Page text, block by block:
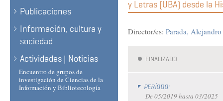
Publicaciones
Información, cultura y
sociedad
Actividades | Noticias
Encuentro de grupos de
investigación de Ciencias de la
Información y Bibliotecología
y Letras (UBA) desde la
Director/es: Parada,
FINALIZADO
PERÍODO:
De 05/2019hasta 03/2025